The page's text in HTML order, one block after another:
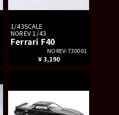
1/43SCALE
NOREV 1/43
Ferrari F40
NOREV-730001
￥3,190